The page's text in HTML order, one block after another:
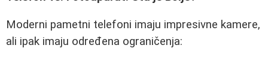
Moderni pametni telefoni imaju impresivne kamere,
ali ipak imaju određena ograničenja: